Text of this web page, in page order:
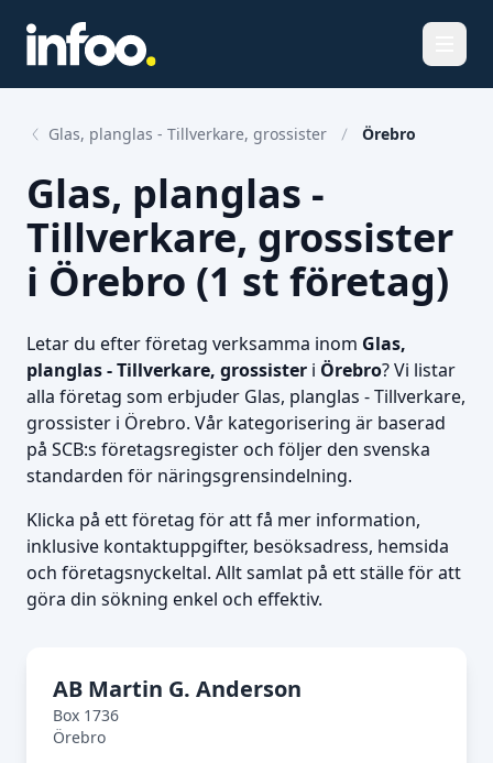
Glas, planglas - Tillverkare, grossister Örebro
Glas, planglas -
Tillverkare, grossister
i Örebro (1 st företag)
Letar du efter företag verksamma inom Glas,
planglas - Tillverkare, grossister i Örebro? Vi listar
alla företag som erbjuder Glas, planglas - Tillverkare,
grossister i Örebro. Vår kategorisering är baserad
på SCB:s företagsregister och följer den svenska
standarden för näringsgrensindelning.
Klicka på ett företag för att få mer information,
inklusive kontaktuppgifter, besöksadress, hemsida
och företagsnyckeltal. Allt samlat på ett ställe för att
göra din sökning enkel och effektiv.
AB Martin G. Anderson
Box 1736
Örebro